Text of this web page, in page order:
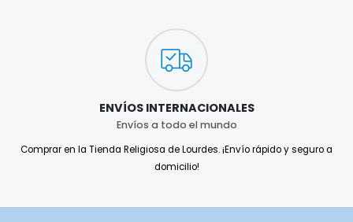
ENVÍOS INTERNACIONALES
Envíos a todo el mundo
Comprar en la Tienda Religiosa de Lourdes. ¡Envío rápido y seguro a
domicilio!